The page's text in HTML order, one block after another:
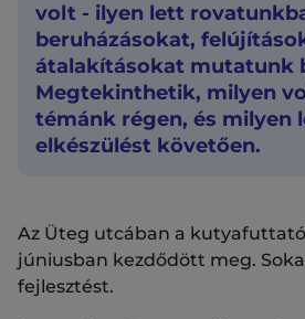
volt - ilyen lett
beruházásokat,
átalakításokat mutatunk
Megtekinthetik, milyen
témánk régen, és milyen
elkészülést követően.
Az Üteg utcában a
júniusban kezdődött meg.
fejlesztést.